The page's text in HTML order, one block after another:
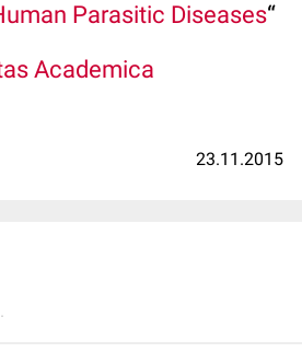
Parasitic Diseases“
Academica
23.11.2015